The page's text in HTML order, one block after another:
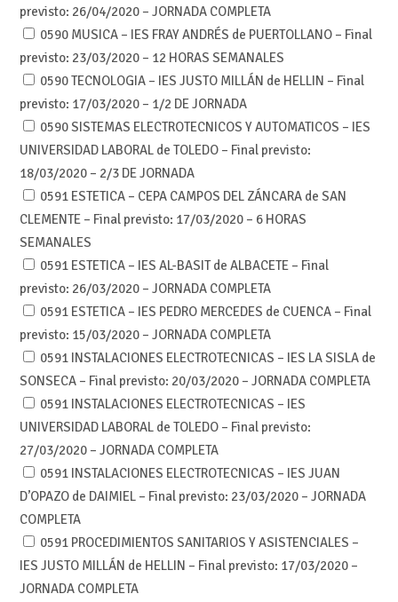
previsto: 26/04/2020 – JORNADA COMPLETA
0590 MUSICA – IES FRAY ANDRÉS de PUERTOLLANO – Final
previsto: 23/03/2020 – 12 HORAS SEMANALES
0590 TECNOLOGIA – IES JUSTO MILLÁN de HELLIN – Final
previsto: 17/03/2020 – 1/2 DE JORNADA
0590 SISTEMAS ELECTROTECNICOS Y AUTOMATICOS – IES
UNIVERSIDAD LABORAL de TOLEDO – Final previsto:
18/03/2020 – 2/3 DE JORNADA
0591 ESTETICA – CEPA CAMPOS DEL ZÁNCARA de SAN
CLEMENTE – Final previsto: 17/03/2020 – 6 HORAS
SEMANALES
0591 ESTETICA – IES AL-BASIT de ALBACETE – Final
previsto: 26/03/2020 – JORNADA COMPLETA
0591 ESTETICA – IES PEDRO MERCEDES de CUENCA – Final
previsto: 15/03/2020 – JORNADA COMPLETA
0591 INSTALACIONES ELECTROTECNICAS – IES LA SISLA de
SONSECA – Final previsto: 20/03/2020 – JORNADA COMPLETA
0591 INSTALACIONES ELECTROTECNICAS – IES
UNIVERSIDAD LABORAL de TOLEDO – Final previsto:
27/03/2020 – JORNADA COMPLETA
0591 INSTALACIONES ELECTROTECNICAS – IES JUAN
D’OPAZO de DAIMIEL – Final previsto: 23/03/2020 – JORNADA
COMPLETA
0591 PROCEDIMIENTOS SANITARIOS Y ASISTENCIALES –
IES JUSTO MILLÁN de HELLIN – Final previsto: 17/03/2020 –
JORNADA COMPLETA